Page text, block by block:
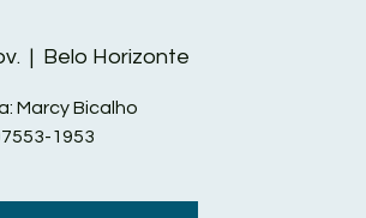
Belo Horizonte
Marcy Bicalho
1953